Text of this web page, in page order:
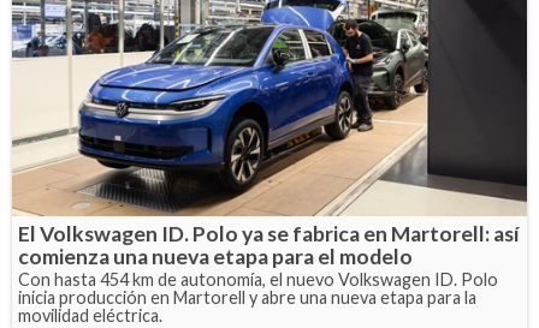
El Volkswagen ID. Polo ya se fabrica en Martorell: así
comienza una nueva etapa para el modelo
Con hasta 454 km de autonomía, el nuevo Volkswagen ID. Polo
inicia producción en Martorell y abre una nueva etapa para la
movilidad eléctrica.